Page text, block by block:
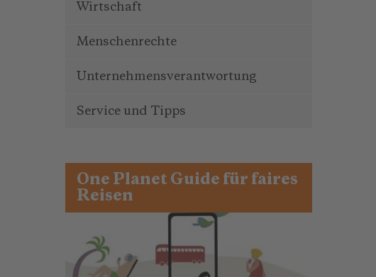
Wirtschaft
Menschenrechte
Unternehmensverantwortung
Service und Tipps
One Planet Guide für faires
Reisen